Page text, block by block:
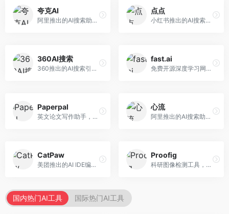
夸克AI
阿里推出的AI搜索助手，整合搜索与AI功能。面向年轻用户，提供智能搜索、文档处理、学习辅助等服务，与夸克生态深度整合。
点点
小红书推出的AI搜索应用，专注于生活方式内容搜索。面向小红书用户，提供生活攻略、消费决策、内容推荐等服务，生活方式内容丰富。
360AI搜索
360推出的AI搜索引擎，专注于安全智能搜索。面向普通用户，提供智能问答、网页搜索、内容整理等服务，安全防护能力强。
fast.ai
免费开源深度学习网站，专注于实用AI教学。面向开发者，提供免费深度学习课程、实战项目、代码库等资源，学习门槛低。
Paperpal
英文论文写作助手，专注于学术英语润色。面向需要发表国际期刊的研究者，提供语法检查、学术表达优化、格式规范等服务，英语表达地道专业。
心流
阿里推出的AI搜索助手，专注于智能信息获取。面向普通用户，提供智能搜索、内容整理、知识问答等服务，与阿里生态深度整合。
CatPaw
美团推出的AI IDE编程工具，专注于本地开发生态。面向开发者，提供智能代码补全、代码生成、项目管理等服务，本地开发体验好。
Proofig
科研图像检测工具，专注于学术图像完整性验证。面向科研人员，提供图像检测、重复分析、报告生成等服务，学术检测专业。
国内热门AI工具 国际热门AI工具